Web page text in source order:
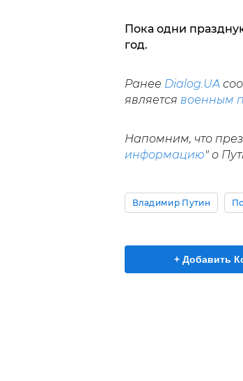
Пока одни
год.
Ранее Dialog.UA
является военным
Напомним, что
информацию" о
Владимир Путин
+ Добавить